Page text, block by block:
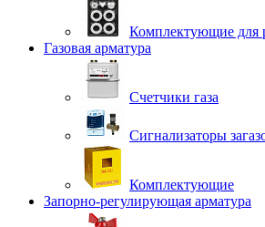
Комплектующие для
Газовая арматура
Счетчики газа
Сигнализаторы
Комплектующие
Запорно-регулирующая арматура